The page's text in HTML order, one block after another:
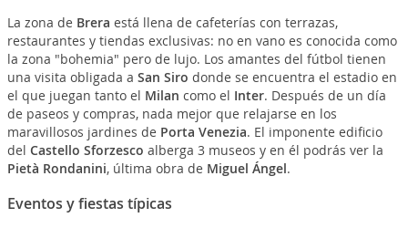
La zona de Brera está llena de cafeterías con terrazas,
restaurantes y tiendas exclusivas: no en vano es conocida como
la zona "bohemia" pero de lujo. Los amantes del fútbol tienen
una visita obligada a San Siro donde se encuentra el estadio en
el que juegan tanto el Milan como el Inter. Después de un día
de paseos y compras, nada mejor que relajarse en los
maravillosos jardines de Porta Venezia. El imponente edificio
del Castello Sforzesco alberga 3 museos y en él podrás ver la
Pietà Rondanini, última obra de Miguel Ángel.
Eventos y fiestas típicas